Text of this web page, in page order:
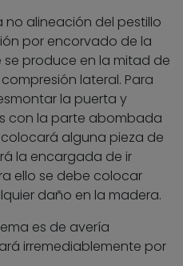
alineación del pestillo
por encorvado de la
produce en la mitad de
lateral. Para
la puerta y
con la parte abombada
alguna pieza de
la encargada de ir
ello se debe colocar
daño en la madera.
es de avería
irremediablemente por